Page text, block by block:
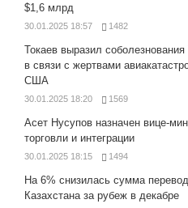
$1,6 млрд
30.01.2025 18:57 1482
Токаев выразил
в связи с жертвами
США
30.01.2025 18:20 1569
Асет Нусупов назначен вице-
торговли и интеграции
30.01.2025 18:15 1494
На 6% снизилась сумма
Казахстана за рубеж в декабре